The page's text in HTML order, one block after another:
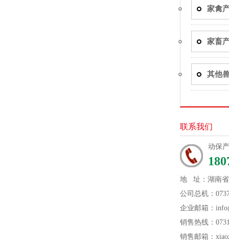
家禽
家畜
其他
联系我们
动保
地 址：湖南省
公司总机：
企业邮箱：
销售热线：
销售邮箱：